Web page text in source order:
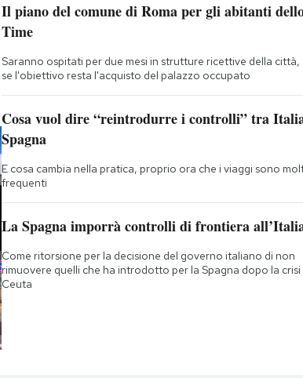
Il piano del comune di Roma per gli abitanti
Time
Saranno ospitati per due mesi in strutture ricettive della città,
se l'obiettivo resta l'acquisto del palazzo occupato
Cosa vuol dire “reintrodurre i controlli” tra
Spagna
E cosa cambia nella pratica, proprio ora che i viaggi sono
frequenti
La Spagna imporrà controlli di frontiera
Come ritorsione per la decisione del governo italiano di non
rimuovere quelli che ha introdotto per la Spagna dopo la crisi
Ceuta